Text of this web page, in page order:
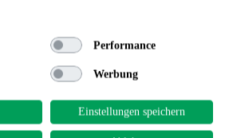
Performance
Werbung
Einstellungen speichern